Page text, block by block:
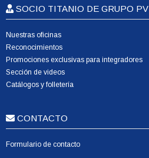
SOCIO TITANIO DE GRUPO PV
Nuestras oficinas
Reconocimientos
Promociones exclusivas para integradores
Sección de videos
Catálogos y folletería
CONTACTO
Formulario de contacto